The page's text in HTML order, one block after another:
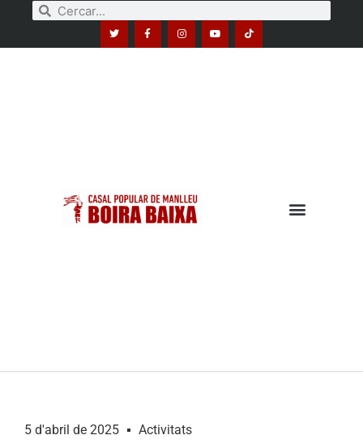
5 d'abril de 2025 Activitats